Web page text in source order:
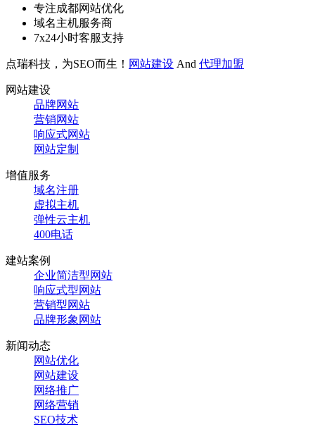
专注成都网站优化
域名主机服务商
7x24小时客服支持
点瑞科技，为SEO而生！ 网站建设 And 代理加盟
网站建设
品牌网站
营销网站
响应式网站
网站定制
增值服务
域名注册
虚拟主机
弹性云主机
400电话
建站案例
企业简洁型网站
响应式型网站
营销型网站
品牌形象网站
新闻动态
网站优化
网站建设
网络推广
网络营销
SEO技术